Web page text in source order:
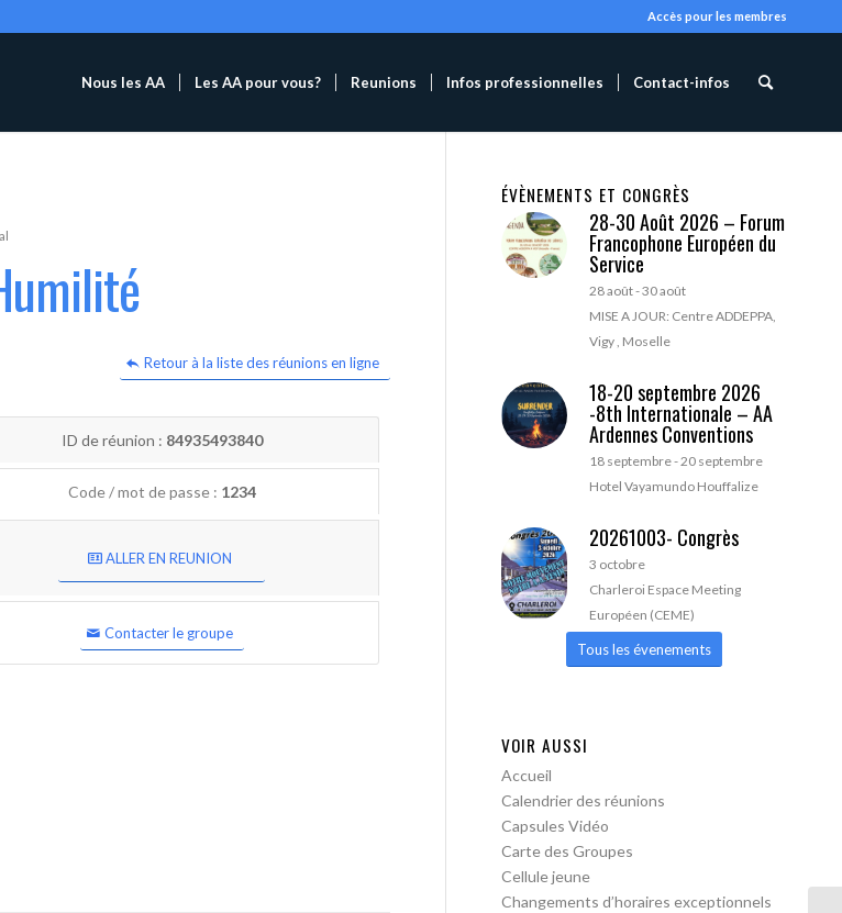
Accès pour les membres
Nous les AA Les AA pour vous? Reunions Infos professionnelles Contact-infos
Retour à la liste des réunions en ligne
ID de réunion : 84935493840
Code / mot de passe : 1234
ALLER EN REUNION
Contacter le groupe
ÉVÈNEMENTS ET CONGRÈS
28-30 Août 2026 – Forum
Francophone Européen du
Service
28 août-30 août
MISE A JOUR: Centre ADDEPPA,
Vigy , Moselle
18-20 septembre 2026
-8th Internationale – AA
Ardennes Conventions
18 septembre-20 septembre
Hotel Vayamundo Houffalize
20261003- Congrès
3 octobre
Charleroi Espace Meeting
Européen (CEME)
Tous les évenements
VOIR AUSSI
Accueil
Calendrier des réunions
Capsules Vidéo
Carte des Groupes
Cellule jeune
Changements d’horaires exceptionnels